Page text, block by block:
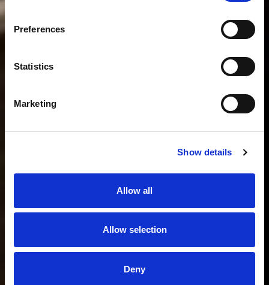
Preferences
Statistics
Marketing
Show details
Allow all
Allow selection
Deny